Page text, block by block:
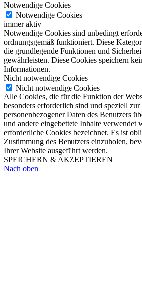
Notwendige Cookies
Notwendige Cookies
immer aktiv
Notwendige Cookies sind unbedingt
ordnungsgemäß funktioniert. Diese
die grundlegende Funktionen und
gewährleisten. Diese Cookies speichern
Informationen.
Nicht notwendige Cookies
Nicht notwendige Cookies
Alle Cookies, die für die Funktion der
besonders erforderlich sind und speziell zur
personenbezogener Daten des Benutzers
und andere eingebettete Inhalte verwendet
erforderliche Cookies bezeichnet. Es ist
Zustimmung des Benutzers einzuholen,
Ihrer Website ausgeführt werden.
SPEICHERN & AKZEPTIEREN
Nach oben